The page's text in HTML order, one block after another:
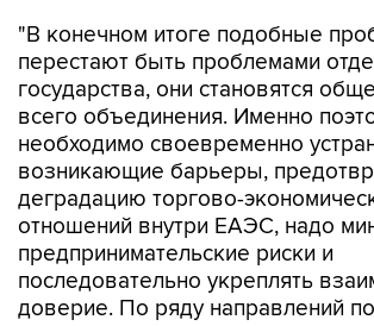
"В конечном итоге подобные
перестают быть проблемами
государства, они становятся
всего объединения. Именно
необходимо своевременно
возникающие барьеры,
деградацию торгово-
отношений внутри ЕАЭС, надо
предпринимательские риски и
последовательно укреплять
доверие. По ряду направлений